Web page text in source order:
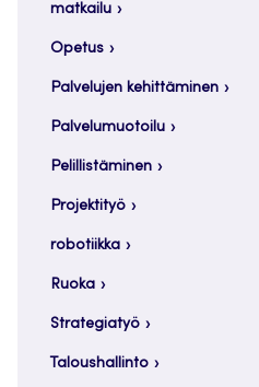
matkailu
Opetus
Palvelujen kehittäminen
Palvelumuotoilu
Pelillistäminen
Projektityö
robotiikka
Ruoka
Strategiatyö
Taloushallinto